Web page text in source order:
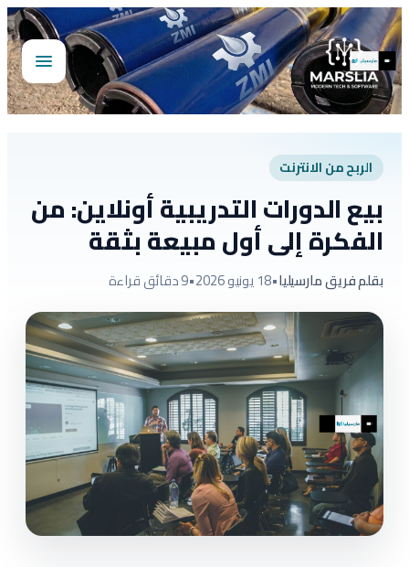
تخطى
إلى
المحتوى فتح
الربح من الانترنت
بيع الدورات التدريبية أونلاين: من
الفكرة إلى أول مبيعة بثقة
بقلم فريق مارسيليا•18 يونيو 2026 •9 دقائق قراءة